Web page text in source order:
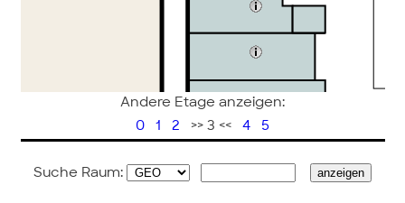
Andere Etage anzeigen:
0 1 2 >> 3 << 4 5
Suche Raum: